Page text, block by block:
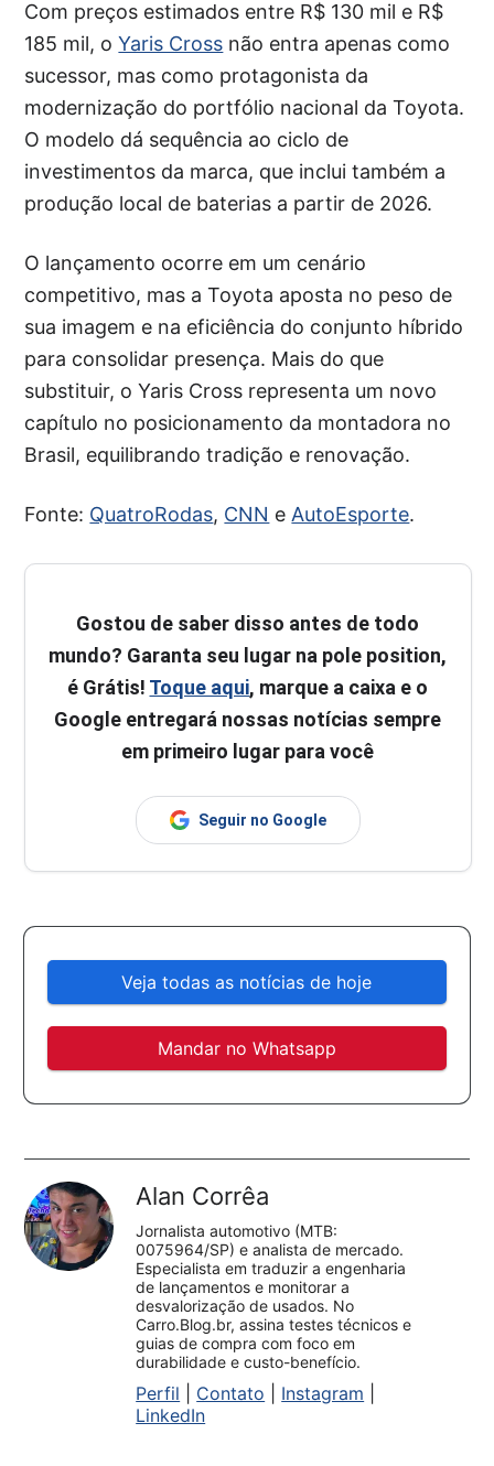
Com preços estimados entre R$ 130 mil e R$
185 mil, oYaris Cross não entra apenas como
sucessor, mas como protagonista da
modernização do portfólio nacional da Toyota.
O modelo dá sequência ao ciclo de
investimentos da marca, que inclui também a
produção local de baterias a partir de 2026.
O lançamento ocorre em um cenário
competitivo, mas a Toyota aposta no peso de
sua imagem e na eficiência do conjunto híbrido
para consolidar presença. Mais do que
substituir, o Yaris Cross representa um novo
capítulo no posicionamento da montadora no
Brasil, equilibrando tradição e renovação.
Fonte: QuatroRodas, CNN e AutoEsporte.
Gostou de saber disso antes de todo
mundo? Garanta seu lugar na pole position,
é Grátis! Toque aqui, marque a caixa e o
Google entregará nossas notícias sempre
em primeiro lugar para você
Seguir no Google
Veja todas as notícias de hoje
Mandar no Whatsapp
Alan Corrêa
Jornalista automotivo (MTB:
0075964/SP) e analista de mercado.
Especialista em traduzir a engenharia
de lançamentos e monitorar a
desvalorização de usados. No
Carro.Blog.br, assina testes técnicos e
guias de compra com foco em
durabilidade e custo-benefício.
Perfil Contato Instagram
LinkedIn